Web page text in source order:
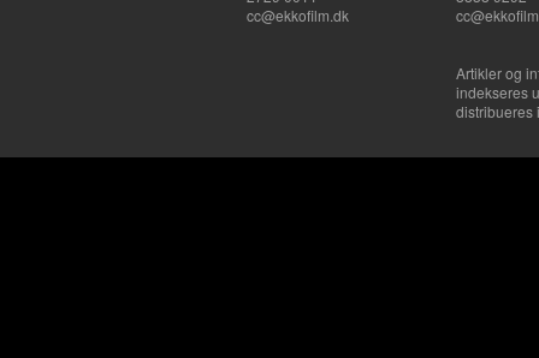
cc@ekkofilm.dk
Artikler og
indekseres
distribueres